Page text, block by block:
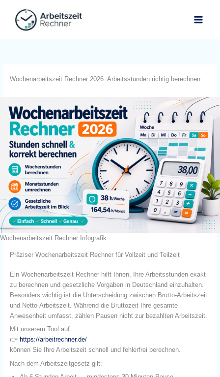
content
Wochenarbeitszeit Rechner 2026: Arbeitsstunden richtig berechnen
Wochenarbeitszeit Rechner Infografik
Präziser Wochenarbeitszeit Rechner für Vollzeit und Teilzeit
Ein Wochenarbeitszeit Rechner hilft Ihnen, Ihre Arbeitsstunden exakt
zu berechnen und gesetzliche Vorgaben in Deutschland einzuhalten.
Besonders wichtig ist die Unterscheidung zwischen Brutto-Arbeitszeit
und Netto-Arbeitszeit. Während die Bruttozeit Ihre gesamte
Anwesenheit umfasst, zählen Pausen nicht zur bezahlten Arbeitszeit.
Mit unserem Tool auf
👉 https://arbeitrechner.de/
können Sie Ihre Arbeitszeit schnell und fehlerfrei berechnen.
Nach dem Arbeitszeitgesetz gilt: